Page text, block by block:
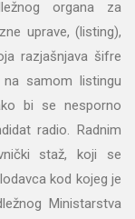
organa za
uprave, (listing),
razjašnjava šifre
samom listingu
bi se nesporno
radio. Radnim
staž, koji se
kod kojeg je
Ministarstva